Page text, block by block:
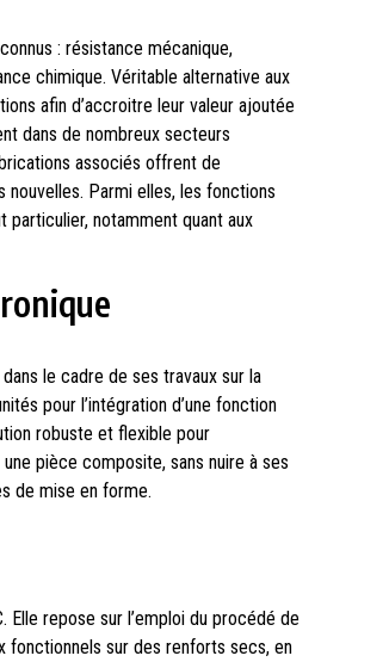
: résistance mécanique,
chimique. Véritable alternative aux
afin d’accroitre leur valeur ajoutée
dans de nombreux secteurs
associés offrent de
nouvelles. Parmi elles, les fonctions
notamment quant aux
le cadre de ses travaux sur la
pour l’intégration d’une fonction
robuste et flexible pour
pièce composite, sans nuire à ses
de mise en forme.
repose sur l’emploi du procédé de
sur des renforts secs, en